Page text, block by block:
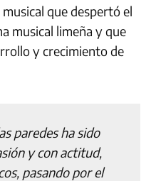
que despertó el
musical limeña y que
y crecimiento de
paredes ha sido
y con actitud,
pasando por el